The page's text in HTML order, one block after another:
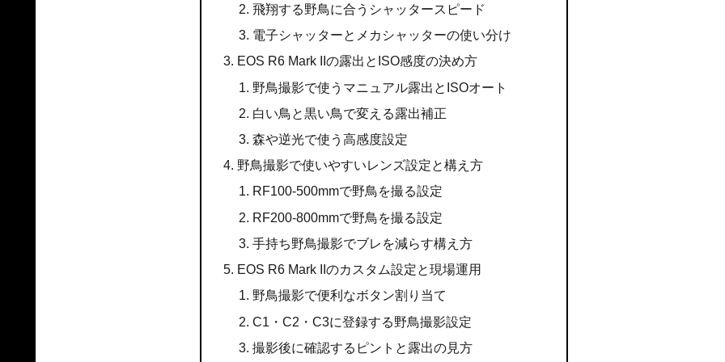
飛翔する野鳥に合うシャッタースピード
電子シャッターとメカシャッターの使い分け
EOS R6 Mark IIの露出とISO感度の決め方
野鳥撮影で使うマニュアル露出とISOオート
白い鳥と黒い鳥で変える露出補正
森や逆光で使う高感度設定
野鳥撮影で使いやすいレンズ設定と構え方
RF100-500mmで野鳥を撮る設定
RF200-800mmで野鳥を撮る設定
手持ち野鳥撮影でブレを減らす構え方
EOS R6 Mark IIのカスタム設定と現場運用
野鳥撮影で便利なボタン割り当て
C1・C2・C3に登録する野鳥撮影設定
撮影後に確認するピントと露出の見方